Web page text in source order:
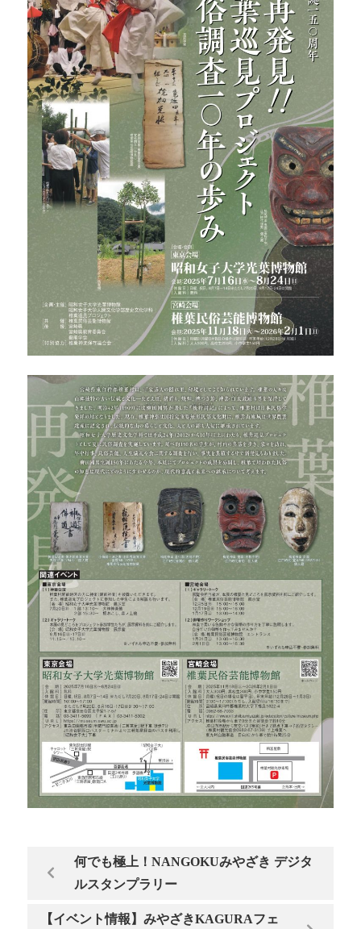
何でも極上！NANGOKUみやざき デジタ
ルスタンプラリー
【イベント情報】みやざきKAGURAフェ